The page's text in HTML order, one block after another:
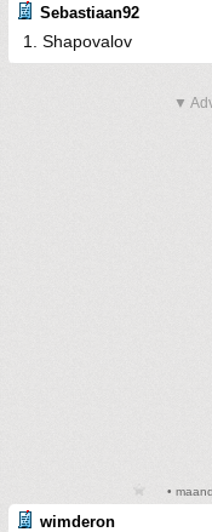
Sebastiaan92
1. Shapovalov
▼
•
wimderon